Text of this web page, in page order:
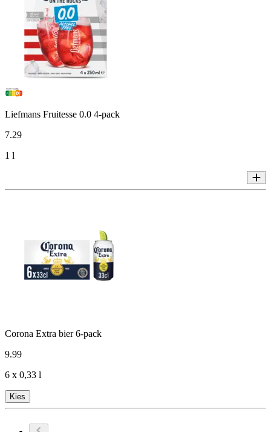
Liefmans Fruitesse 0.0 4-pack
7.29
1 l
Corona Extra bier 6-pack
9.99
6 x 0,33 l
Kies